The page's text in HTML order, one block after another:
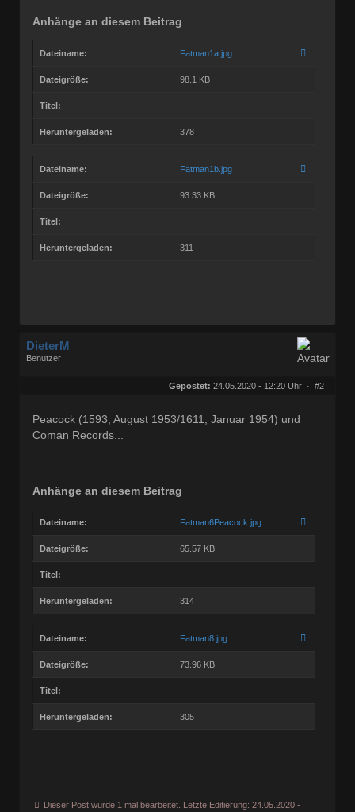
Anhänge an diesem Beitrag
Dateiname: Fatman1a.jpg
Dateigröße: 98.1 KB
Titel:
Heruntergeladen: 378
Dateiname: Fatman1b.jpg
Dateigröße: 93.33 KB
Titel:
Heruntergeladen: 311
DieterM
Benutzer
Gepostet: 24.05.2020 - 12:20 Uhr · #2
Peacock (1593; August 1953/1611; Januar 1954) und
Coman Records...
Anhänge an diesem Beitrag
Dateiname: Fatman6Peacock.jpg
Dateigröße: 65.57 KB
Titel:
Heruntergeladen: 314
Dateiname: Fatman8.jpg
Dateigröße: 73.96 KB
Titel:
Heruntergeladen: 305
Dieser Post wurde 1 mal bearbeitet. Letzte Editierung: 24.05.2020 -